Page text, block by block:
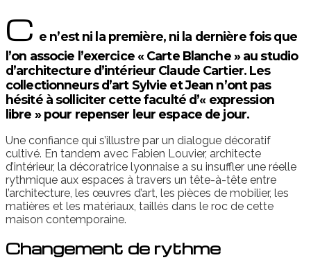
C e n’est ni la première, ni la dernière fois que
l’on associe l’exercice « Carte Blanche » au studio
d’architecture d’intérieur Claude Cartier. Les
collectionneurs d’art Sylvie et Jean n’ont pas
hésité à solliciter cette faculté d’« expression
libre » pour repenser leur espace de jour.
Une confiance qui s’illustre par un dialogue décoratif
cultivé. En tandem avec Fabien Louvier, architecte
d’intérieur, la décoratrice lyonnaise a su insuffler une réelle
rythmique aux espaces à travers un tête-à-tête entre
l’architecture, les œuvres d’art, les pièces de mobilier, les
matières et les matériaux, taillés dans le roc de cette
maison contemporaine.
Changement de rythme